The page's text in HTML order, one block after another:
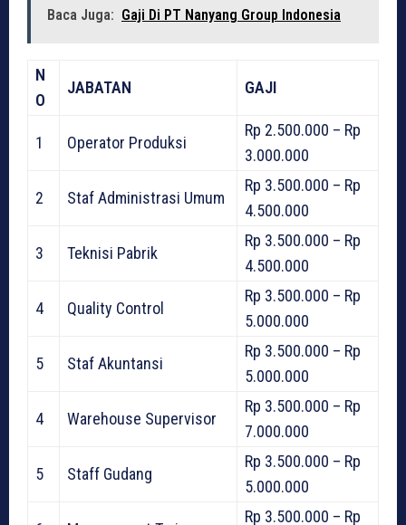
Baca Juga: Gaji Di PT Nanyang Group Indonesia
N
O
JABATAN GAJI
1 Operator Produksi
Rp 2.500.000 – Rp
3.000.000
2 Staf Administrasi Umum
Rp 3.500.000 – Rp
4.500.000
3 Teknisi Pabrik
Rp 3.500.000 – Rp
4.500.000
4 Quality Control
Rp 3.500.000 – Rp
5.000.000
5 Staf Akuntansi
Rp 3.500.000 – Rp
5.000.000
4 Warehouse Supervisor
Rp 3.500.000 – Rp
7.000.000
5 Staff Gudang
Rp 3.500.000 – Rp
5.000.000
Rp 3.500.000 – Rp